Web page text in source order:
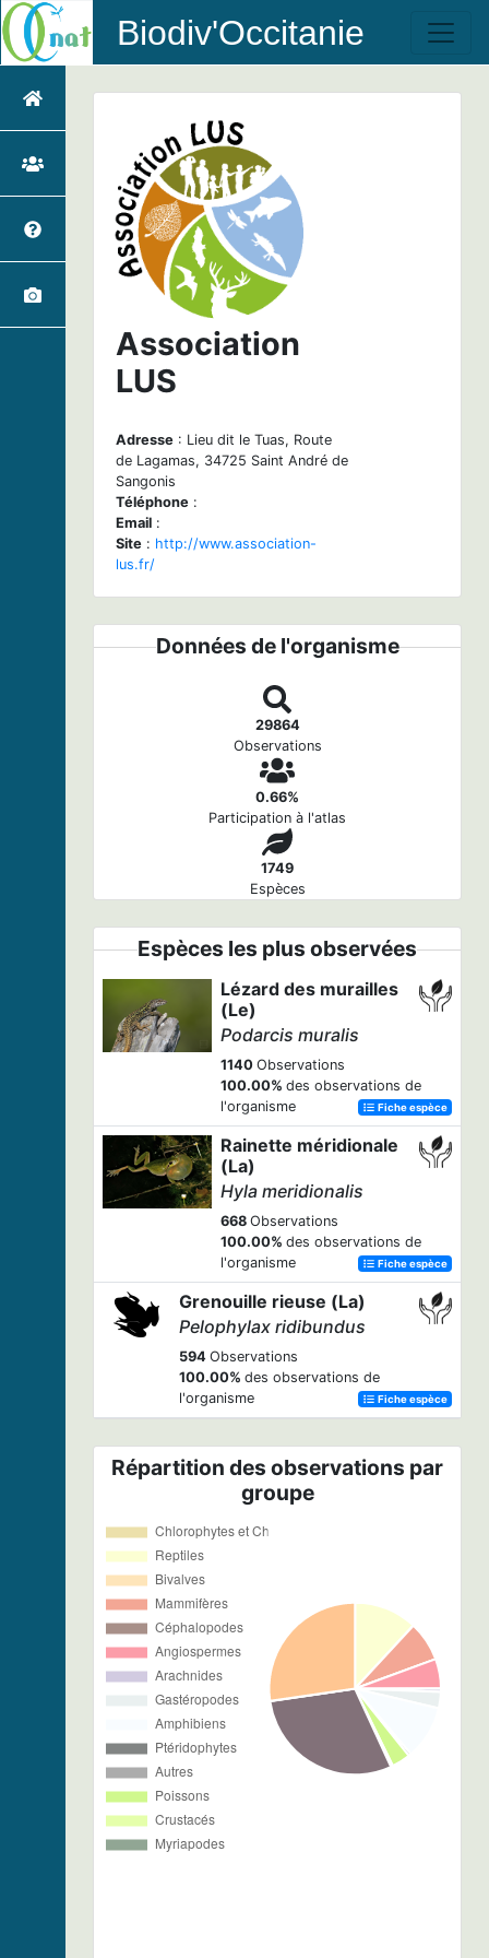
Biodiv'Occitanie
Association
LUS
Adresse : Lieu dit le Tuas, Route
de Lagamas, 34725 Saint André de
Sangonis
Téléphone :
Email :
Site : http://www.association-
lus.fr/
Données de l'organisme
29864
Observations
0.66%
Participation à l'atlas
1749
Espèces
Espèces les plus observées
Lézard des murailles
(Le)
Podarcis muralis
1140 Observations
100.00% des observations de
l'organisme
Fiche espèce
Rainette méridionale
(La)
Hyla meridionalis
668 Observations
100.00% des observations de
l'organisme
Fiche espèce
Grenouille rieuse (La)
Pelophylax ridibundus
594 Observations
100.00% des observations de
l'organisme
Fiche espèce
Répartition des observations par
groupe